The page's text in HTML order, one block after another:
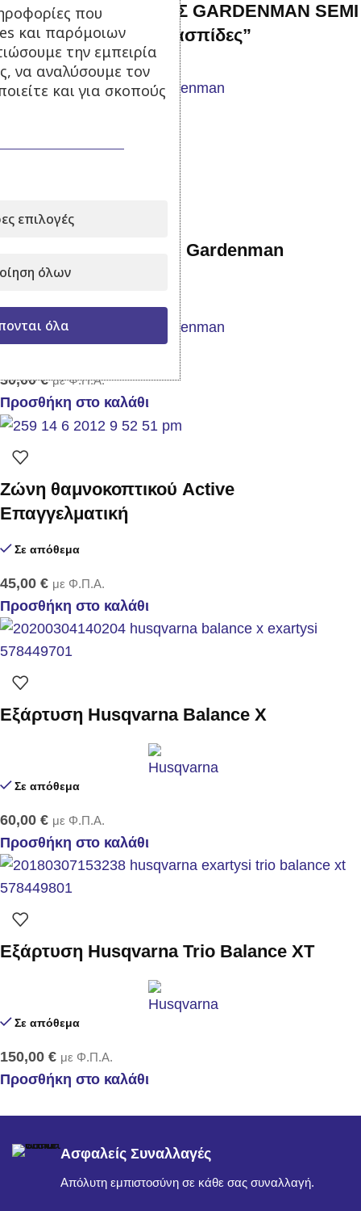
ΚΡΑΝΟΣ ΠΡΟΣΤΑΣΙΑΣ GARDENMAN SEMI
PRO “κομπλέ με ωτοασπίδες”
Ζώνη Θαμνοκοπτικού Gardenman
Professional
Σε απόθεμα
30,00€ με Φ.Π.Α.
Προσθήκη στο καλάθι
Zώνη θαμνοκοπτικού Active
Επαγγελματική
Σε απόθεμα
45,00 € με Φ.Π.Α.
Προσθήκη στο καλάθι
Εξάρτυση Husqvarna Balance X
Σε απόθεμα
60,00 € με Φ.Π.Α.
Προσθήκη στο καλάθι
Εξάρτυση Husqvarna Trio Balance XΤ
Σε απόθεμα
150,00 € με Φ.Π.Α.
Προσθήκη στο καλάθι
Ασφαλείς Συναλλαγές
Απόλυτη εμπιστοσύνη σε κάθε σας συναλλαγή.
που
και παρόμοιων
την εμπειρία
να αναλύσουμε τον
και για σκοπούς
επιλογές
όλων
όλα